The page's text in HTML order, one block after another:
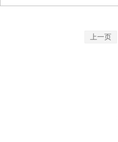
上一页